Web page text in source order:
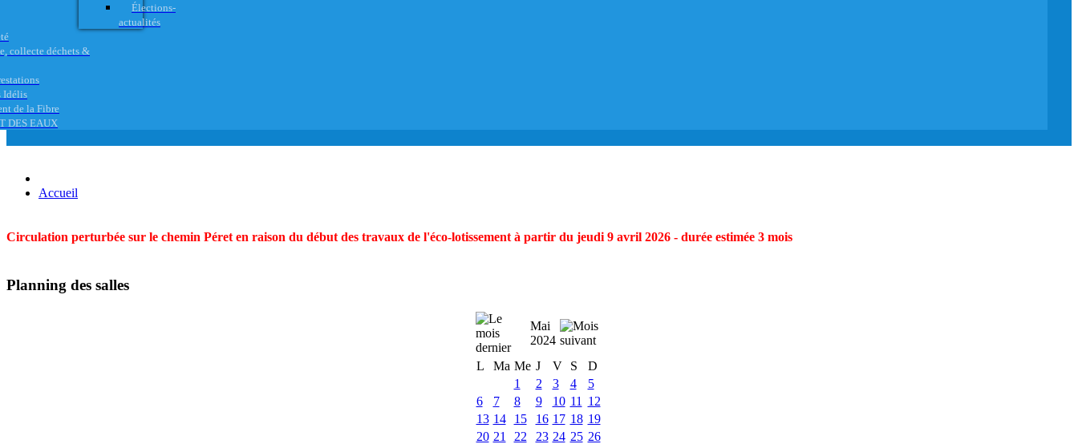
Élections-
actualités
collecte déchets &
Idélis
de la Fibre
DES EAUX
Accueil
Circulation perturbée sur le chemin Péret en raison du début des travaux de l'éco-lotissement à partir du jeudi 9 avril 2026 - durée estimée 3 mois
Planning des salles
Mai
2024
L
Ma Me J V S
D
1
2 3 4
5
6
7 8 9 10 11
12
13 14 15 16 17 18 19
20 21 22 23 24 25 26